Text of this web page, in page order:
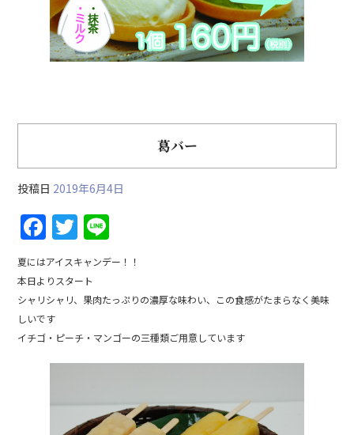
葛バー
投稿日 2019年6月4日
F
a
c
e
b
o
k
T
w
itt
er
n
夏にはアイスキャンデー！！
本日よりスタート
シャリシャリ、果肉たっぷりの濃厚な味わい、この食感がたまらなく美味
しいです
イチゴ・ピーチ・マンゴーの三種類ご用意しています